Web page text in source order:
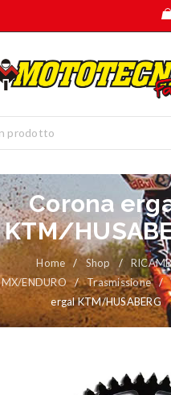
Corona
KTM/
Home / Shop /
MX/ENDURO / Trasmissione /
ergal KTM/HUSABERG